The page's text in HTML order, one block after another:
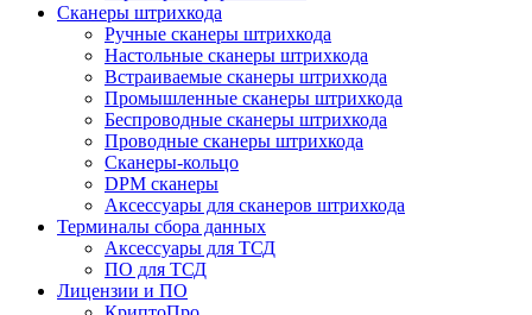
Сканеры штрихкода
Ручные сканеры штрихкода
Настольные сканеры штрихкода
Встраиваемые сканеры штрихкода
Промышленные сканеры штрихкода
Беспроводные сканеры штрихкода
Проводные сканеры штрихкода
Сканеры-кольцо
DPM сканеры
Аксессуары для сканеров штрихкода
Терминалы сбора данных
Аксессуары для ТСД
ПО для ТСД
Лицензии и ПО